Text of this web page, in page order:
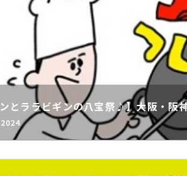
ンとララビギンの八宝祭♪】大阪・阪